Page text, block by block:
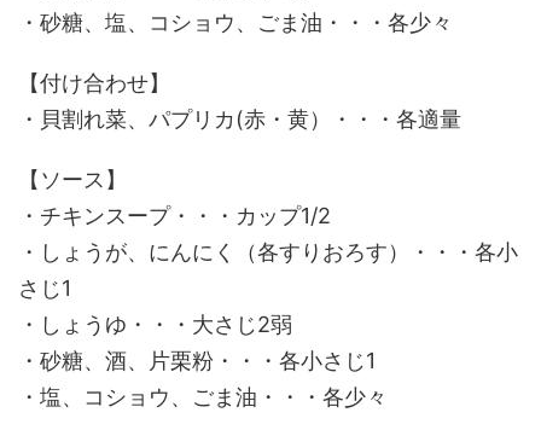
・砂糖、塩、コショウ、ごま油・・・各少々
【付け合わせ】
・貝割れ菜、パプリカ(赤・黄）・・・各適量
【ソース】
・チキンスープ・・・カップ1/2
・しょうが、にんにく（各すりおろす）・・・各小
さじ1
・しょうゆ・・・大さじ2弱
・砂糖、酒、片栗粉・・・各小さじ1
・塩、コショウ、ごま油・・・各少々